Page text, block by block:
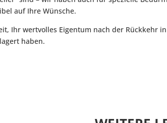
auf Ihre Wünsche.
Ihr wertvolles Eigentum nach der Rückkehr
haben.